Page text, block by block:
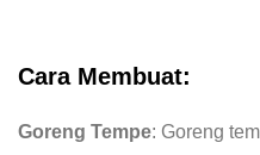
Cara Membuat:
Goreng Tempe: Goreng